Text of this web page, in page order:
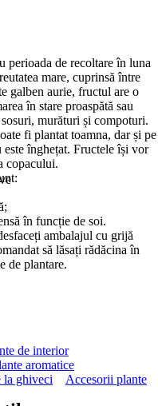
perioada de recoltare în luna
mare, cuprinsă între
galben aurie, fructul are o
în stare proaspătă sau
murături și compoturi.
fi plantat toamna, dar și pe
înghețat. Fructele își vor
copacului.
în funcție de soi.
ambalajul cu grijă
să lăsați rădăcina în
de plantare.
de interior
aromatice
la ghiveci Accesorii plante